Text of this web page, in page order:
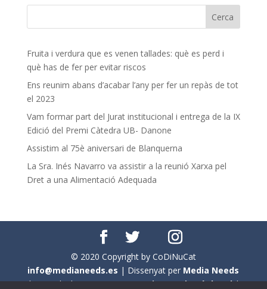
Fruita i verdura que es venen tallades: què es perd i
què has de fer per evitar riscos
Ens reunim abans d’acabar l’any per fer un repàs de tot
el 2023
Vam formar part del Jurat institucional i entrega de la IX
Edició del Premi Càtedra UB- Danone
Assistim al 75è aniversari de Blanquerna
La Sra. Inés Navarro va assistir a la reunió Xarxa pel
Dret a una Alimentació Adequada
© 2020 Copyright by CoDiNuCat
info@medianeeds.es | Dissenyat per Media Needs
| Tots els drets reservats aCoDiNuCat |Avís legal|